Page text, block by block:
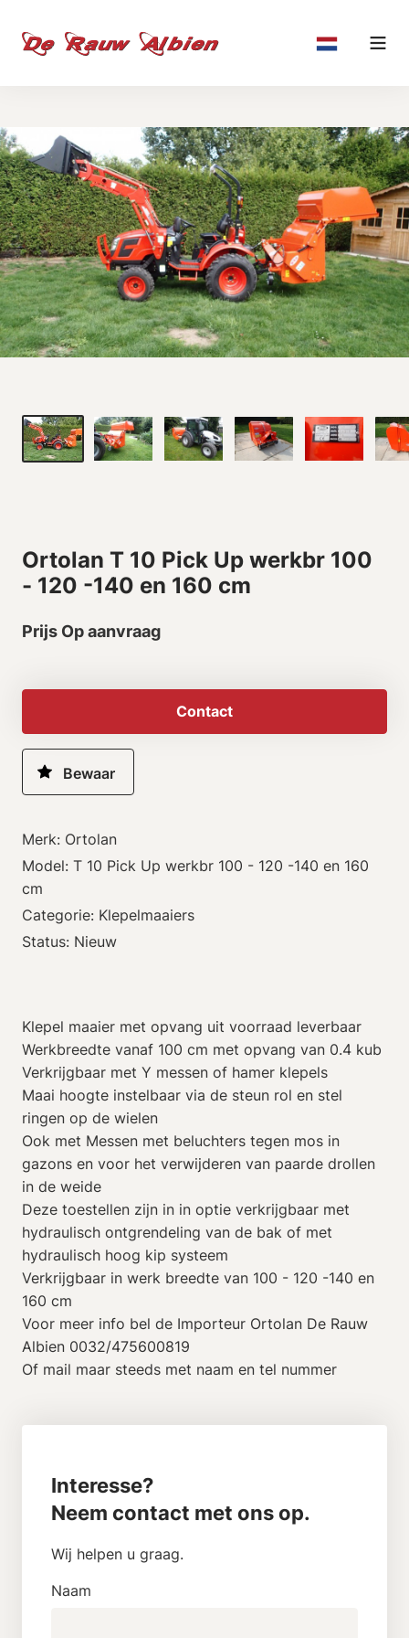
Ortolan T 10 Pick Up werkbr 100
- 120 -140 en 160 cm
Prijs Op aanvraag
Contact
Merk: Ortolan
Model: T 10 Pick Up werkbr 100 - 120 -140 en 160
cm
Categorie: Klepelmaaiers
Status: Nieuw
Klepel maaier met opvang uit voorraad leverbaar
Werkbreedte vanaf 100 cm met opvang van 0.4 kub
Verkrijgbaar met Y messen of hamer klepels
Maai hoogte instelbaar via de steun rol en stel
ringen op de wielen
Ook met Messen met beluchters tegen mos in
gazons en voor het verwijderen van paarde drollen
in de weide
Deze toestellen zijn in in optie verkrijgbaar met
hydraulisch ontgrendeling van de bak of met
hydraulisch hoog kip systeem
Verkrijgbaar in werk breedte van 100 - 120 -140 en
160 cm
Voor meer info bel de Importeur Ortolan De Rauw
Albien 0032/475600819
Of mail maar steeds met naam en tel nummer
Interesse?
Neem contact met ons op.
Wij helpen u graag.
Naam